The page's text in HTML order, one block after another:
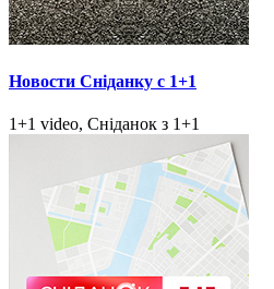
Новости Сніданку с 1+1
1+1 video, Сніданок з 1+1